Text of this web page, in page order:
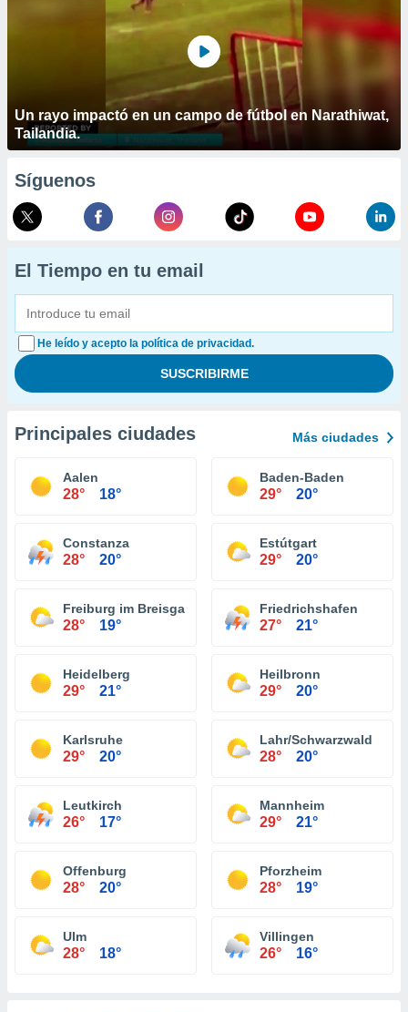
Un rayo impactó en un campo de fútbol en Narathiwat,
Tailandia.
Síguenos
El Tiempo en tu email
He leído y acepto la política de privacidad.
Principales ciudades Más ciudades
Aalen
28° 18°
Baden-Baden
29° 20°
Constanza
28° 20°
Estútgart
29° 20°
Freiburg im Breisgau
28° 19°
Friedrichshafen
27° 21°
Heidelberg
29° 21°
Heilbronn
29° 20°
Karlsruhe
29° 20°
Lahr/Schwarzwald
28° 20°
Leutkirch
26° 17°
Mannheim
29° 21°
Offenburg
28° 20°
Pforzheim
28° 19°
Ulm
28° 18°
Villingen
26° 16°